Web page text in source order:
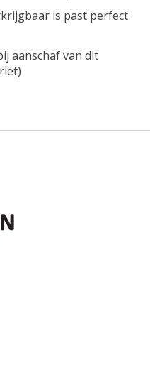
is past perfect
aanschaf van dit